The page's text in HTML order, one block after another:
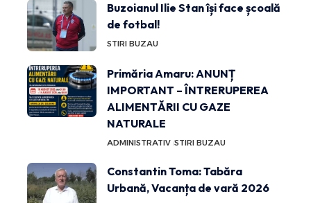
Buzoianul Ilie Stan își face școală
de fotbal!
STIRI BUZAU
Primăria Amaru: ANUNȚ
IMPORTANT – ÎNTRERUPEREA
ALIMENTĂRII CU GAZE
NATURALE
ADMINISTRATIV STIRI BUZAU
Constantin Toma: Tabăra
Urbană, Vacanța de vară 2026